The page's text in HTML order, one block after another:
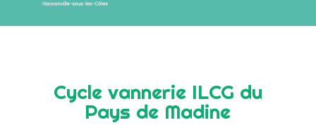
Cycle vannerie ILCG du
Pays de Madine